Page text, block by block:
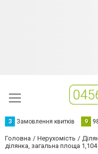
З Замовлення квитків 9
Головна Нерухомість
ділянка, загальна площа